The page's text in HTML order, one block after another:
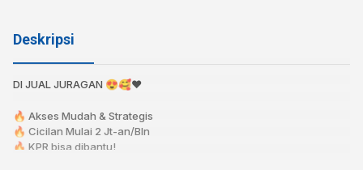
Deskripsi
DI JUAL JURAGAN 😍🥰❤️
🔥 Akses Mudah & Strategis
🔥 Cicilan Mulai 2 Jt-an/Bln⁣⁣
🔥 KPR bisa dibantu!⁣⁣⁣⁣⁣